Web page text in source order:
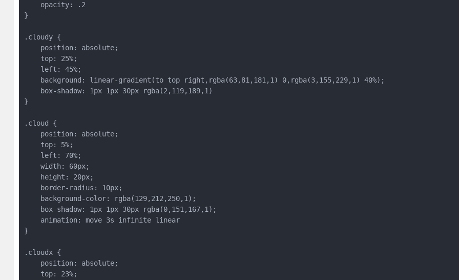
    opacity: .2
}
.cloudy {
    position: absolute;
    top: 25%;
    left: 45%;
    background: linear-gradient(to top right,rgba(63,81,181,1) 0,rgba(3,155,229,1) 40%);
    box-shadow: 1px 1px 30px rgba(2,119,189,1)
}
.cloud {
    position: absolute;
    top: 5%;
    left: 70%;
    width: 60px;
    height: 20px;
    border-radius: 10px;
    background-color: rgba(129,212,250,1);
    box-shadow: 1px 1px 30px rgba(0,151,167,1);
    animation: move 3s infinite linear
}
.cloudx {
    position: absolute;
    top: 23%;